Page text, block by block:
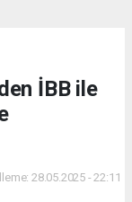
İBB ile
28.05.2025 - 22:11